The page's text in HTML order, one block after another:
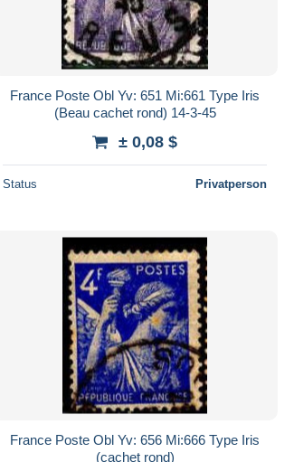
France Poste Obl Yv: 651 Mi:661 Type Iris
(Beau cachet rond) 14-3-45
± 0,08 $
Status Privatperson
France Poste Obl Yv: 656 Mi:666 Type Iris
(cachet rond)